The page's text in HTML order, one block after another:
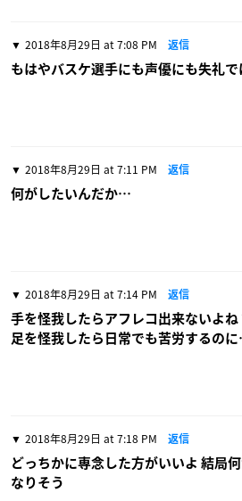
2018年8月29日 at 7:08 PM 返信
もはやバスケ選手にも声優にも失礼で
2018年8月29日 at 7:11 PM 返信
何がしたいんだか…
2018年8月29日 at 7:14 PM 返信
手を怪我したらアフレコ出来ないよ
足を怪我したら日常でも苦労するの
2018年8月29日 at 7:18 PM 返信
どっちかに専念した方がいいよ 結局
なりそう